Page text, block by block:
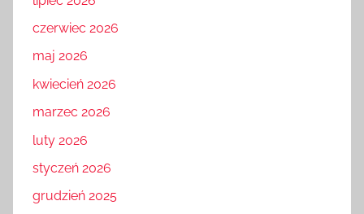
czerwiec 2026
maj 2026
kwiecień 2026
marzec 2026
luty 2026
styczeń 2026
grudzień 2025